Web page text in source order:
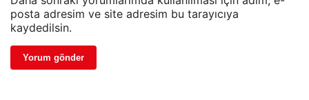
posta adresim ve site adresim bu tarayıcıya
kaydedilsin.